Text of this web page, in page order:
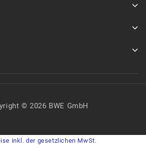
© 2026 BWE GmbH
inkl. der gesetzlichen MwSt.